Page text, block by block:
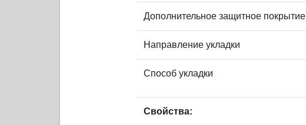
Дополнительное защитное покрытие
Направление укладки
Способ укладки
Свойства: